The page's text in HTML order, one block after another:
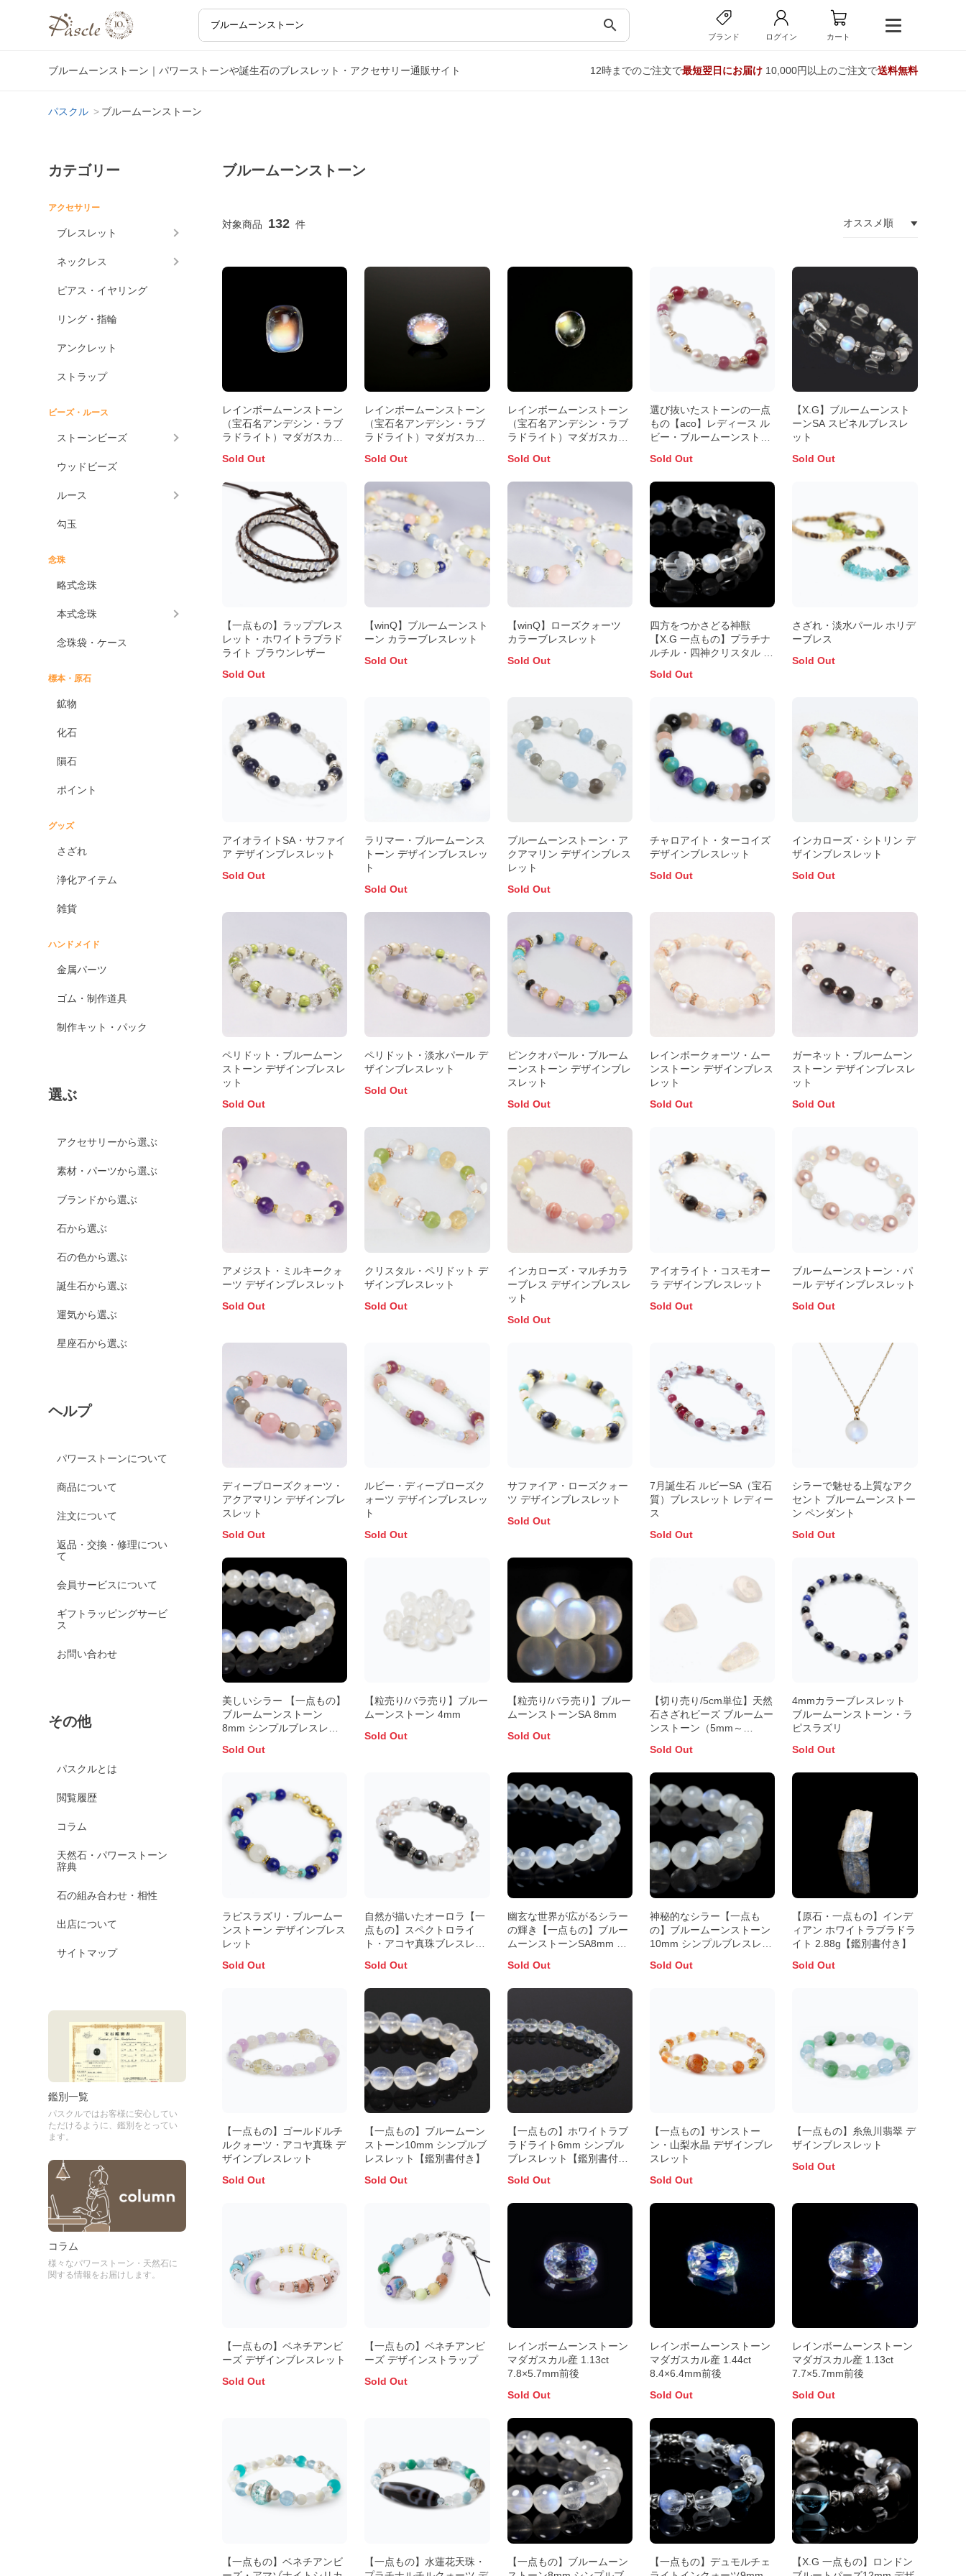
search
ブランド ログイン カート
ブルームーンストーン｜パワーストーンや誕生石のブレスレット・アクセサリー通販サイト 12時までのご注文で最短翌日にお届け10,000円以上のご注文で送料無料
パスクル ブルームーンストーン
カテゴリー
アクセサリー
ブレスレット
ネックレス
ピアス・イヤリング
リング・指輪
アンクレット
ストラップ
ビーズ・ルース
ストーンビーズ
ウッドビーズ
ルース
勾玉
念珠
略式念珠
本式念珠
念珠袋・ケース
標本・原石
鉱物
化石
隕石
ポイント
グッズ
さざれ
浄化アイテム
雑貨
ハンドメイド
金属パーツ
ゴム・制作道具
制作キット・パック
選ぶ
アクセサリーから選ぶ
素材・パーツから選ぶ
ブランドから選ぶ
石から選ぶ
石の色から選ぶ
誕生石から選ぶ
運気から選ぶ
星座石から選ぶ
ヘルプ
パワーストーンについて
商品について
注文について
返品・交換・修理につい
て
会員サービスについて
ギフトラッピングサービ
ス
お問い合わせ
その他
パスクルとは
閲覧履歴
コラム
天然石・パワーストーン
辞典
石の組み合わせ・相性
出店について
サイトマップ
鑑別一覧
パスクルではお客様に安心してい
ただけるように、鑑別をとってい
ます。
コラム
様々なパワーストーン・天然石に
関する情報をお届けします。
ブルームーンストーン
132
レインボームーンストーン
（宝石名アンデシン・ラブ
ラドライト）マダガスカル
前後
Sold Out
レインボームーンストーン
（宝石名アンデシン・ラブ
ラドライト）マダガスカル
前後
Sold Out
レインボームーンストーン
（宝石名アンデシン・ラブ
ラドライト）マダガスカル
前後
Sold Out
選び抜いたストーンの一点
もの【aco】レディース ル
ビー・ブルームーンストー
Sold Out
【X.G】ブルームーンスト
ーンSA スピネルブレスレ
ット
Sold Out
【一点もの】ラップブレス
レット・ホワイトラブラド
ライト ブラウンレザー
Sold Out
【winQ】ブルームーンスト
ーン カラーブレスレット
Sold Out
【winQ】ローズクォーツ
カラーブレスレット
Sold Out
四方をつかさどる神獣
【X.G 一点もの】プラチナ
ルチル・四神クリスタル デ
Sold Out
さざれ・淡水パール ホリデ
ーブレス
Sold Out
アイオライトSA・サファイ
ア デザインブレスレット
Sold Out
ラリマー・ブルームーンス
トーン デザインブレスレッ
ト
Sold Out
ブルームーンストーン・ア
クアマリン デザインブレス
レット
Sold Out
チャロアイト・ターコイズ
デザインブレスレット
Sold Out
インカローズ・シトリン デ
ザインブレスレット
Sold Out
ペリドット・ブルームーン
ストーン デザインブレスレ
ット
Sold Out
ペリドット・淡水パール デ
ザインブレスレット
Sold Out
ピンクオパール・ブルーム
ーンストーン デザインブレ
スレット
Sold Out
レインボークォーツ・ムー
ンストーン デザインブレス
レット
Sold Out
ガーネット・ブルームーン
ストーン デザインブレスレ
ット
Sold Out
アメジスト・ミルキークォ
ーツ デザインブレスレット
Sold Out
クリスタル・ペリドット デ
ザインブレスレット
Sold Out
インカローズ・マルチカラ
ーブレス デザインブレスレ
ット
Sold Out
アイオライト・コスモオー
ラ デザインブレスレット
Sold Out
ブルームーンストーン・パ
ール デザインブレスレット
Sold Out
ディープローズクォーツ・
アクアマリン デザインブレ
スレット
Sold Out
ルビー・ディープローズク
ォーツ デザインブレスレッ
ト
Sold Out
サファイア・ローズクォー
ツ デザインブレスレット
Sold Out
7月誕生石 ルビーSA（宝石
質）ブレスレット レディー
ス
Sold Out
シラーで魅せる上質なアク
セント ブルームーンストー
ン ペンダント
Sold Out
美しいシラー 【一点もの】
ブルームーンストーン
8mm シンプルブレスレッ
Sold Out
【粒売り/バラ売り】ブルー
ムーンストーン 4mm
Sold Out
【粒売り/バラ売り】ブルー
ムーンストーンSA 8mm
Sold Out
【切り売り/5cm単位】天然
石さざれビーズ ブルームー
ンストーン（5mm～
Sold Out
4mmカラーブレスレット
ブルームーンストーン・ラ
ピスラズリ
Sold Out
ラピスラズリ・ブルームー
ンストーン デザインブレス
レット
Sold Out
自然が描いたオーロラ【一
点もの】スペクトロライ
ト・アコヤ真珠ブレスレッ
Sold Out
幽玄な世界が広がるシラー
の輝き【一点もの】ブルー
ムーンストーンSA8mm シ
Sold Out
神秘的なシラー【一点も
の】ブルームーンストーン
10mm シンプルブレスレッ
Sold Out
【原石・一点もの】インデ
ィアン ホワイトラブラドラ
イト 2.88g【鑑別書付き】
Sold Out
【一点もの】ゴールドルチ
ルクォーツ・アコヤ真珠 デ
ザインブレスレット
Sold Out
【一点もの】ブルームーン
ストーン10mm シンプルブ
レスレット【鑑別書付き】
Sold Out
【一点もの】ホワイトラブ
ラドライト6mm シンプル
ブレスレット【鑑別書付
Sold Out
【一点もの】サンストー
ン・山梨水晶 デザインブレ
スレット
Sold Out
【一点もの】糸魚川翡翠 デ
ザインブレスレット
Sold Out
【一点もの】ベネチアンビ
ーズ デザインブレスレット
Sold Out
【一点もの】ベネチアンビ
ーズ デザインストラップ
Sold Out
レインボームーンストーン
マダガスカル産 1.13ct
7.8×5.7mm前後
Sold Out
レインボームーンストーン
マダガスカル産 1.44ct
8.4×6.4mm前後
Sold Out
レインボームーンストーン
マダガスカル産 1.13ct
7.7×5.7mm前後
Sold Out
【一点もの】ベネチアンビ
【一点もの】水蓮花天珠・
【一点もの】ブルームーン
【一点もの】デュモルチェ
【X.G 一点もの】ロンドン